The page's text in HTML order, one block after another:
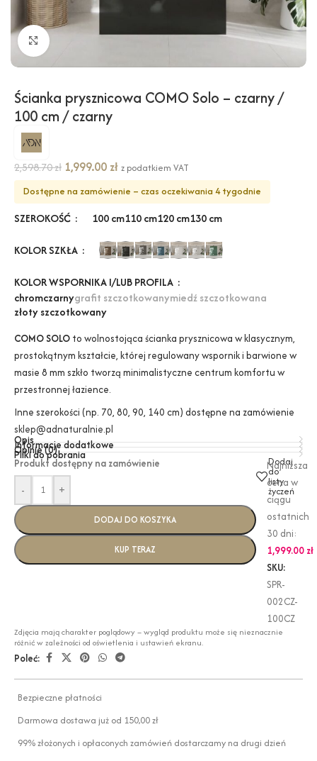
Kliknij, aby powiększyć
Ścianka prysznicowa COMO Solo – czarny /
100 cm / czarny
2,598.70zł 1,999.00 zł z podatkiem VAT
Dostępne na zamówienie – czas oczekiwania 4 tygodnie
SZEROKOŚĆ 100 cm110 cm120 cm130 cm
KOLOR SZKŁA
KOLOR WSPORNIKA I/LUB PROFILA
chromczarnygrafit szczotkowanymiedź szczotkowana
złoty szczotkowany
COMO SOLO to wolnostojąca ścianka prysznicowa w klasycznym,
prostokątnym kształcie, której regulowany wspornik i barwione w
masie 8 mm szkło tworzą minimalistyczne centrum komfortu w
przestronnej łazience.
Inne szerokości (np. 70, 80, 90, 140 cm) dostępne na zamówienie
sklep@adnaturalnie.pl
Opis
Informacje dodatkowe
Opinie (0)
Pliki do pobrania
Produkt dostępny na zamówienie
-
+
DODAJ DO KOSZYKA
KUP TERAZ
Dodaj
do
listy
życzeń
Najniższa
cena w
ciągu
ostatnich
30 dni:
1,999.00 zł
SKU:
SPR-
002CZ-
100CZ
Zdjęcia mają charakter poglądowy – wygląd produktu może się nieznacznie
różnić w zależności od oświetlenia i ustawień ekranu.
Poleć:
Bezpieczne płatności
Darmowa dostawa już od 150,00 zł
99% złożonych i opłaconych zamówień dostarczamy na drugi dzień